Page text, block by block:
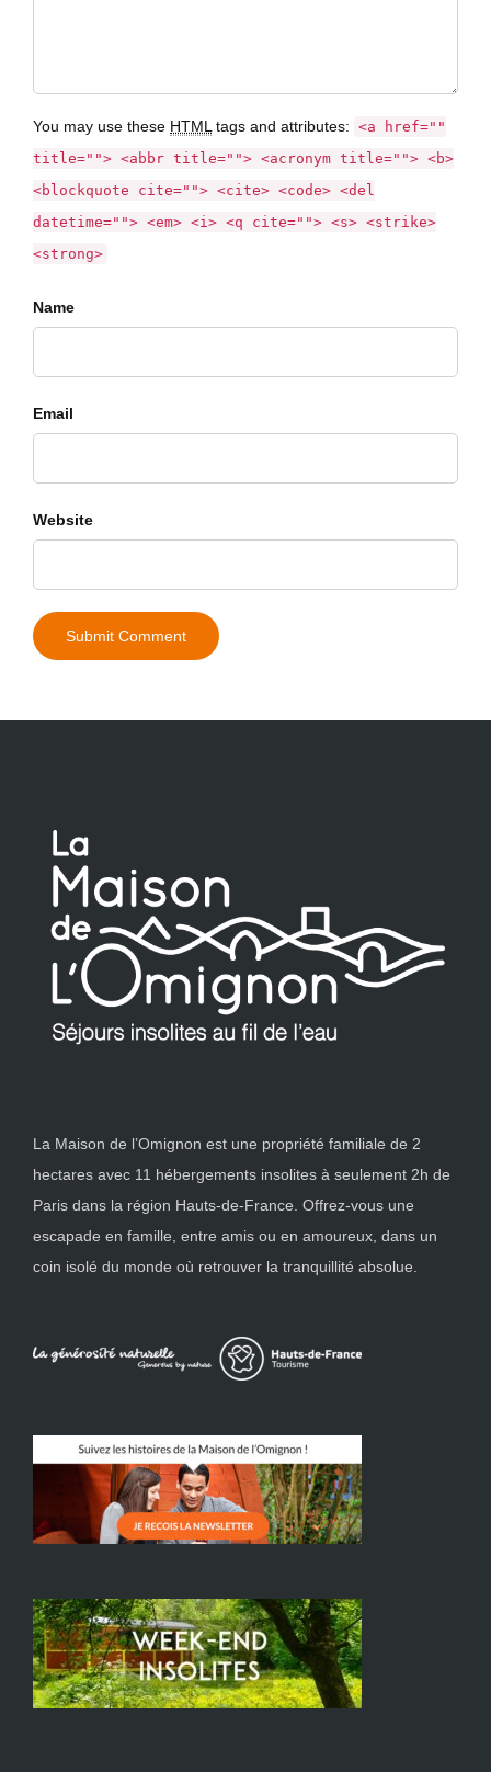
You may use these HTML tags and attributes: <a href=""
title=""> <abbr title=""> <acronym title=""> <b>
<blockquote cite=""> <cite> <code> <del
datetime=""> <em> <i> <q cite=""> <s> <strike>
<strong>
Name
Email
Website
La Maison de l’Omignon est une propriété familiale de 2
hectares avec 11 hébergements insolites à seulement 2h de
Paris dans la région Hauts-de-France. Offrez-vous une
escapade en famille, entre amis ou en amoureux, dans un
coin isolé du monde où retrouver la tranquillité absolue.